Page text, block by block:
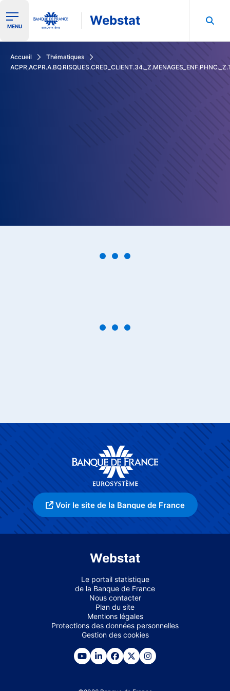
Ouvrir le menu de navigation
MENU Webstat
Accueil
Thématiques
Voir le site de la Banque de France
Webstat
Le portail statistique
de la Banque de France
Nous contacter
Plan du site
Mentions légales
Protections des données personnelles
Gestion des cookies